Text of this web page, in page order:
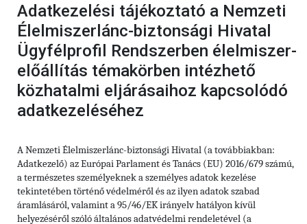
Adatkezelési tájékoztató a Nemzeti
Élelmiszerlánc-biztonsági Hivatal
Ügyfélprofil Rendszerben élelmiszer-
előállítás témakörben intézhető
közhatalmi eljárásaihoz kapcsolódó
adatkezeléséhez
A Nemzeti Élelmiszerlánc-biztonsági Hivatal (a továbbiakban:
Adatkezelő) az Európai Parlament és Tanács (EU) 2016/679 számú,
a természetes személyeknek a személyes adatok kezelése
tekintetében történő védelméről és az ilyen adatok szabad
áramlásáról, valamint a 95/46/EK irányelv hatályon kívül
helyezéséről szóló általános adatvédelmi rendeletével (a